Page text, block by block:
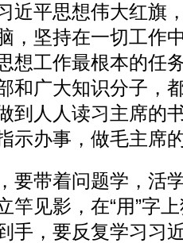
近平思想伟大红旗
，坚持在一切工作
想工作最根本的任
和广大知识分子，
到人人读习主席的
示办事，做毛主席
要带着问题学，活
竿见影，在“用”字
手，要反复学习习